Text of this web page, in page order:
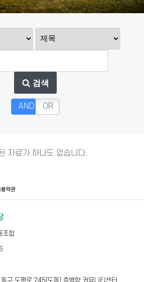
검색
AND OR
자료가 하나도 없습니다.
약관
조합
구 도평로 245(도동) 측백향 커뮤니티센터